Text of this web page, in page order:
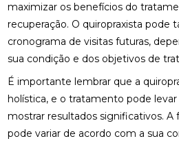
maximizar os benefícios do
recuperação. O quiropraxista pode
cronograma de visitas futuras,
sua condição e dos objetivos de
É importante lembrar que a
holística, e o tratamento pode
mostrar resultados significativos. A
pode variar de acordo com a sua
DESCUBRA COMO
FISIOTERAPIA RESPIRATÓRIA DOMICILIAR É A
SOLUÇÃO IDEAL PARA
PULMONAR EM CASA
FISIOTERAPIA RESPIRATÓRIA DOMICILIAR É
SOLUÇÃO IDEAL PARA
PULMONAR EM CASA